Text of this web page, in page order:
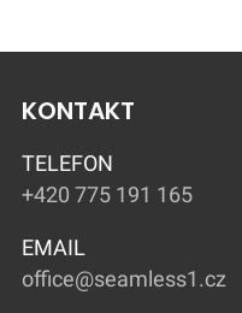
KONTAKT
TELEFON
+420 775 191 165
EMAIL
office@seamless1.cz